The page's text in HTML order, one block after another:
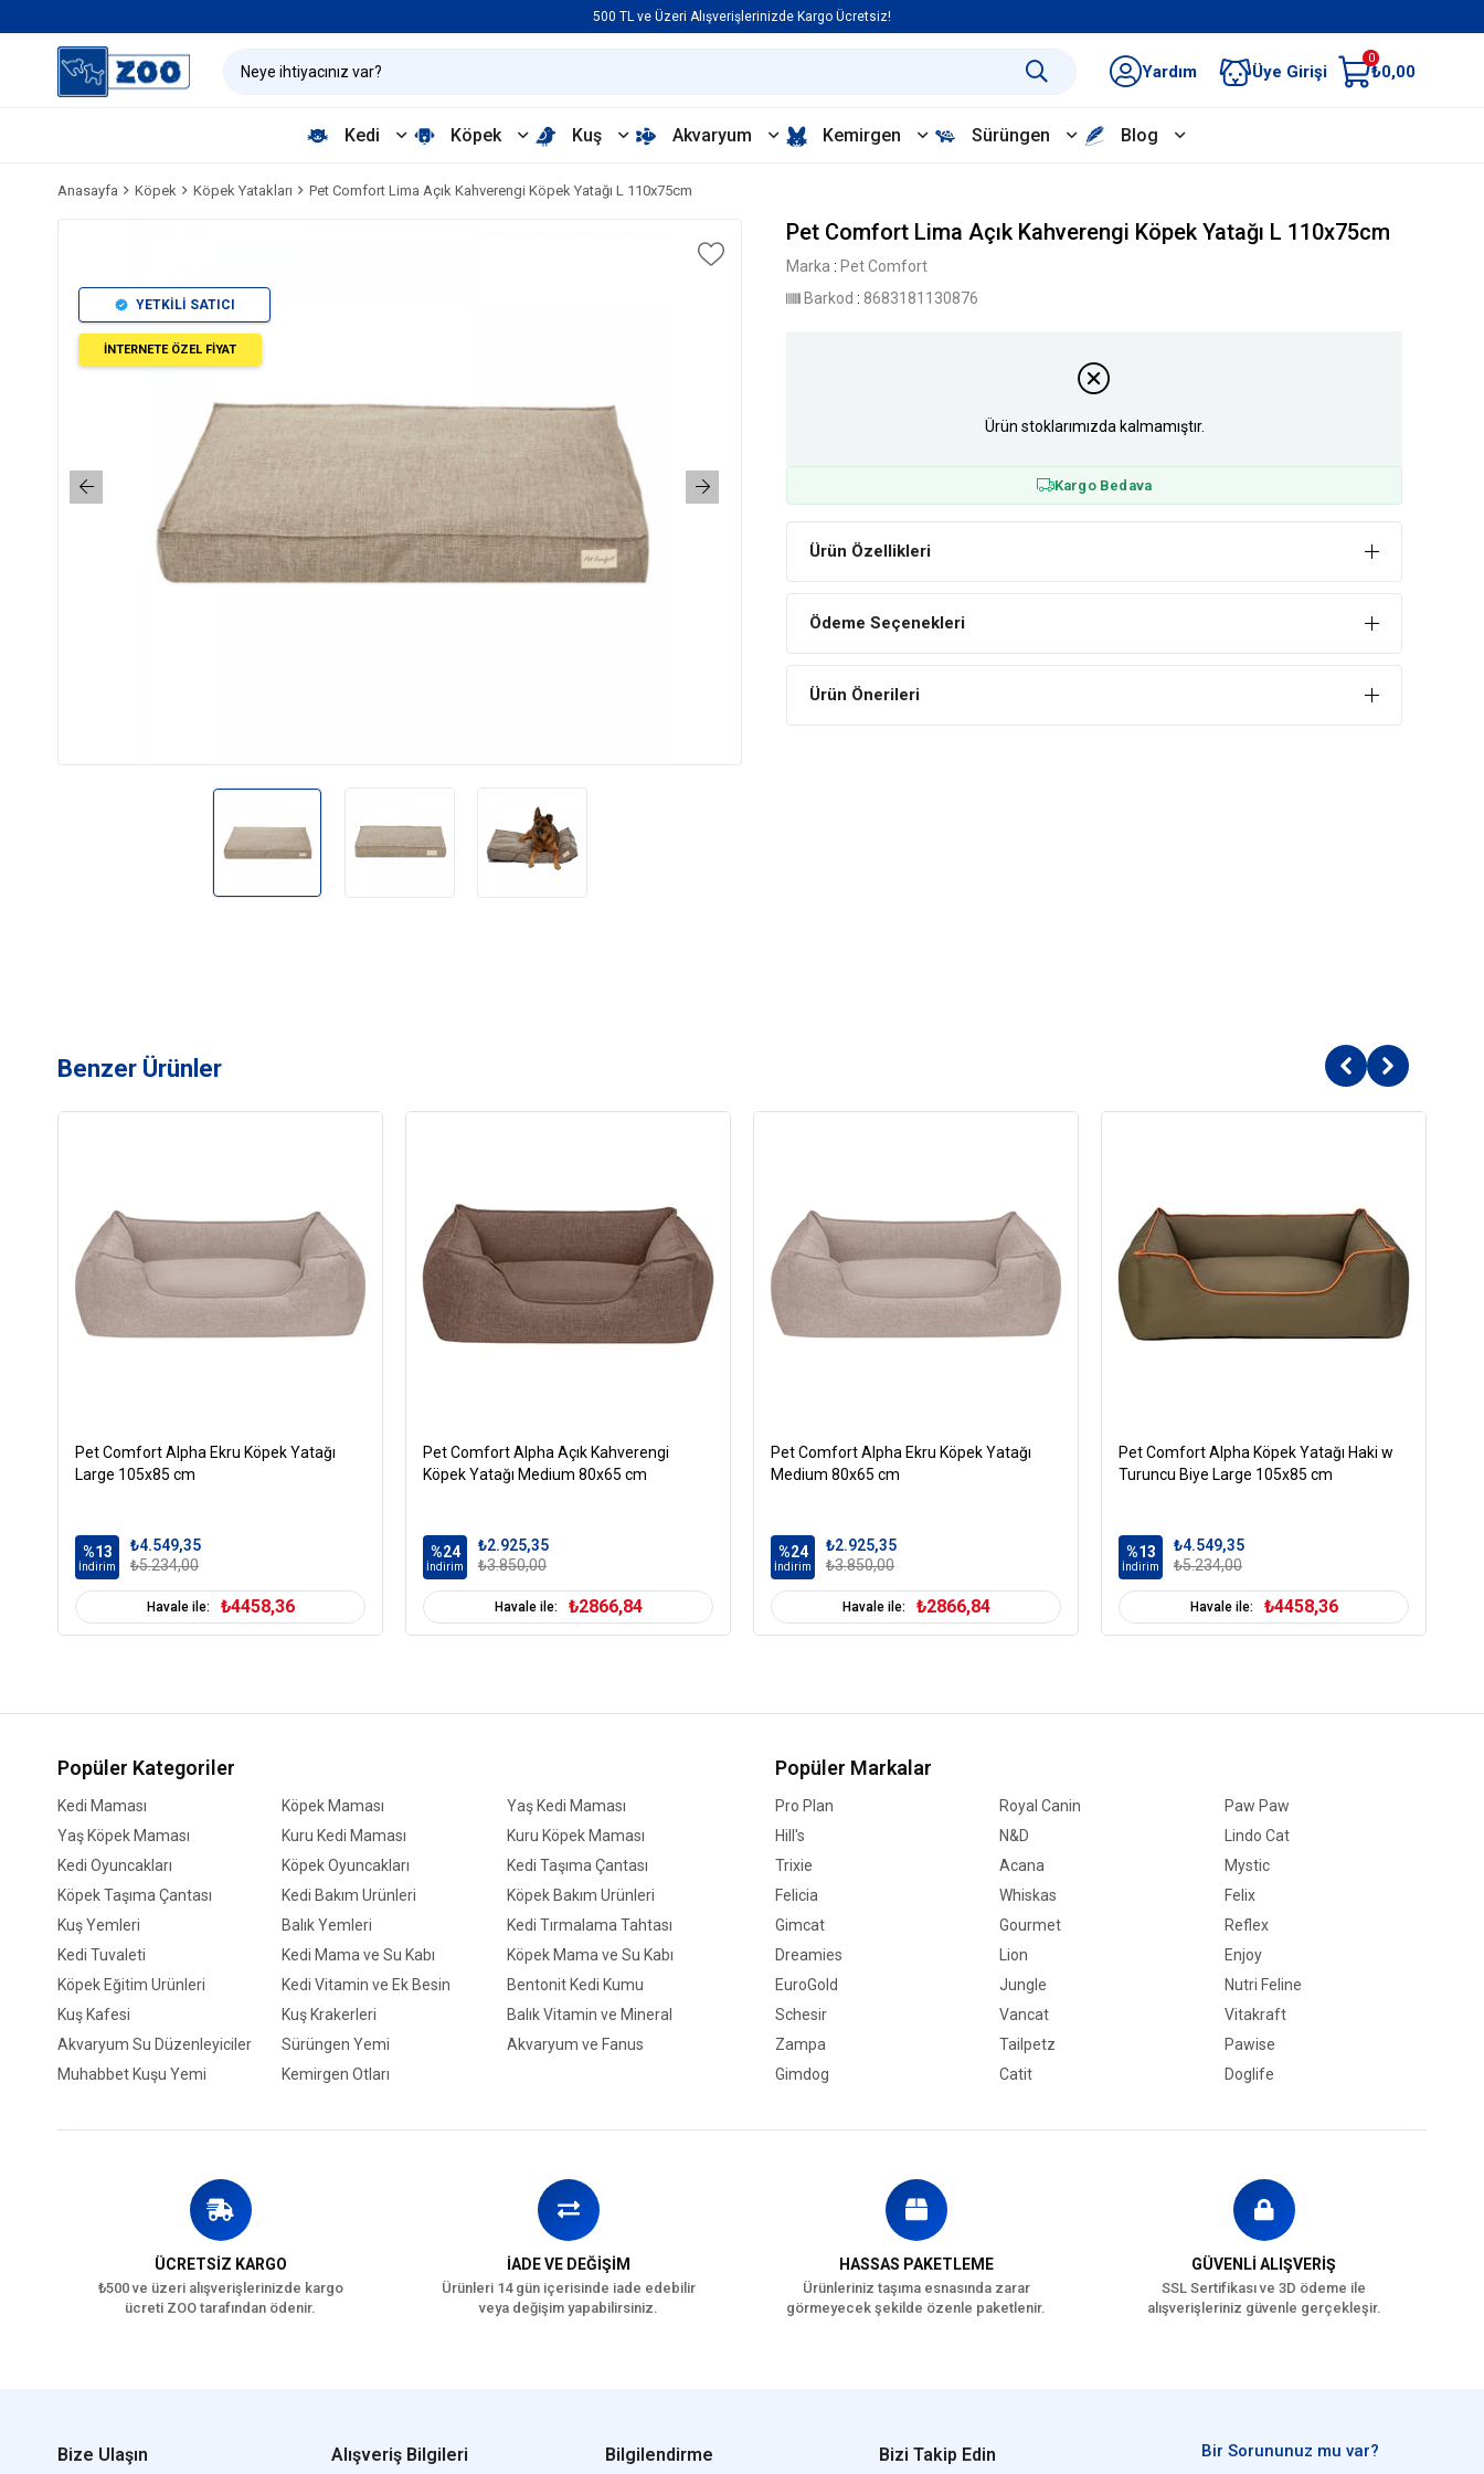
500 TL ve Üzeri Alışverişlerinizde Kargo Ücretsiz!
Yardım Üye Girişi
0
₺0,00
Kedi Köpek Kuş Akvaryum Kemirgen Sürüngen Blog
Anasayfa Köpek Köpek Yatakları Pet Comfort Lima Açık Kahverengi Köpek Yatağı L 110x75cm
YETKİLİ SATICI
İNTERNETE ÖZEL FİYAT
Pet Comfort Lima Açık Kahverengi Köpek Yatağı L 110x75cm
Marka : Pet Comfort
Barkod : 8683181130876
Ürün stoklarımızda kalmamıştır.
Kargo Bedava
Ürün Özellikleri
Ödeme Seçenekleri
Ürün Önerileri
Benzer Ürünler
Pet Comfort Alpha Ekru Köpek Yatağı
Large 105x85 cm
%13
İndirim
₺4.549,35
₺5.234,00
Havale ile: ₺4458,36
Pet Comfort Alpha Açık Kahverengi
Köpek Yatağı Medium 80x65 cm
%24
İndirim
₺2.925,35
₺3.850,00
Havale ile: ₺2866,84
Pet Comfort Alpha Ekru Köpek Yatağı
Medium 80x65 cm
%24
İndirim
₺2.925,35
₺3.850,00
Havale ile: ₺2866,84
Pet Comfort Alpha Köpek Yatağı Haki w
Turuncu Biye Large 105x85 cm
%13
İndirim
₺4.549,35
₺5.234,00
Havale ile: ₺4458,36
Popüler Kategoriler
Kedi Maması Köpek Maması
Yaş Kedi Maması
Yaş Köpek Maması
Kuru Kedi Maması
Kuru Köpek Maması
Kedi Oyuncakları
Köpek Oyuncakları
Kedi Taşıma Çantası
Köpek Taşıma Çantası
Kedi Bakım Ürünleri
Köpek Bakım Ürünleri
Kuş Yemleri
Balık Yemleri
Kedi Tırmalama Tahtası
Kedi Tuvaleti
Kedi Mama ve Su Kabı
Köpek Mama ve Su Kabı
Köpek Eğitim Ürünleri
Kedi Vitamin ve Ek Besin
Bentonit Kedi Kumu
Kuş Kafesi
Kuş Krakerleri
Balık Vitamin ve Mineral
Akvaryum Su Düzenleyiciler
Sürüngen Yemi
Akvaryum ve Fanus
Muhabbet Kuşu Yemi
Kemirgen Otları
Popüler Markalar
Pro Plan Royal Canin
Paw Paw
Hill's
N&D
Lindo Cat
Trixie
Acana
Mystic
Felicia
Whiskas
Felix
Gimcat
Gourmet
Reflex
Dreamies
Lion
Enjoy
EuroGold
Jungle
Nutri Feline
Schesir
Vancat
Vitakraft
Zampa
Tailpetz
Pawise
Gimdog
Catit Doglife
ÜCRETSİZ KARGO
₺500 ve üzeri alışverişlerinizde kargo
ücreti ZOO tarafından ödenir.
İADE VE DEĞİŞİM
Ürünleri 14 gün içerisinde iade edebilir
veya değişim yapabilirsiniz.
HASSAS PAKETLEME
Ürünleriniz taşıma esnasında zarar
görmeyecek şekilde özenle paketlenir.
GÜVENLİ ALIŞVERİŞ
SSL Sertifikası ve 3D ödeme ile
alışverişleriniz güvenle gerçekleşir.
Bize Ulaşın Alışveriş Bilgileri Bilgilendirme Bizi Takip Edin Bir Sorununuz mu var?